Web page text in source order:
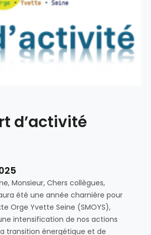
d’activité
Monsieur, Chers collègues,
été une année charnière pour
Orge Yvette Seine (SMOYS),
intensification de nos actions
transition énergétique et de